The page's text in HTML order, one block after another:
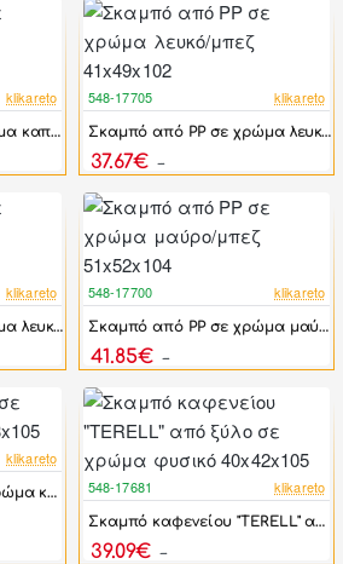
-44%
klikareto
Σκαμπό από PP σε χρώμα καπουτσίνο 41x49x102
-44%
548-17705 klikareto
Σκαμπό από PP σε χρώμα λευκό/μπεζ 41x49x102
37.67€
-44%
klikareto
Σκαμπό από PP σε χρώμα λευκό/μπεζ 41x53x103
-44%
548-17700 klikareto
Σκαμπό από PP σε χρώμα μαύρο/μπεζ 51x52x104
41.85€
-44%
klikareto
Σκαμπό από ξύλο σε χρώμα καρυδί 41x43x105 -44%
548-17681 klikareto
Σκαμπό καφενείου "TERELL" από ξύλο σε χρώμα φυσικό 40x42x105
39.09€